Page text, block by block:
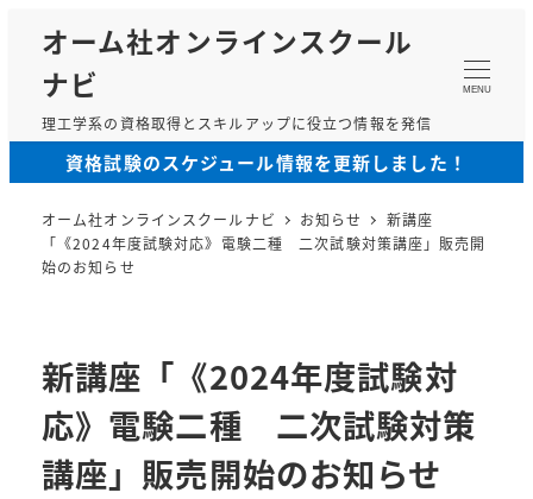
ン
オーム社オンラインスクール
ナビ
理工学系の資格取得とスキルアップに役立つ情報を発信
MENU
資格試験のスケジュール情報を更新しました！
オーム社オンラインスクールナビ お知らせ
新講座
「《2024年度試験対応》電験二種 二次試験対策講座」販売開
始のお知らせ
新講座「《2024年度試験対
応》電験二種 二次試験対策
講座」販売開始のお知らせ